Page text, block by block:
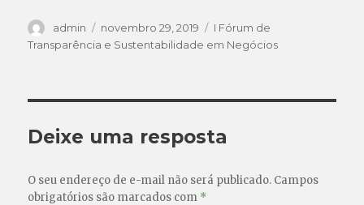
Autor
admin
Publicado
em
novembro 29, 2019 Categorias
I Fórum de
Transparência e Sustentabilidade em Negócios
Deixe uma resposta
O seu endereço de e-mail não será publicado. Campos
obrigatórios são marcados com *